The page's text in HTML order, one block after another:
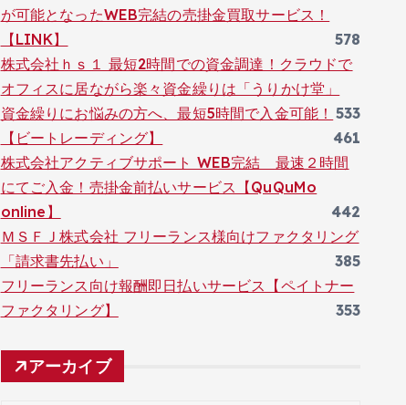
が可能となったWEB完結の売掛金買取サービス！
【LINK】
578
株式会社ｈｓ１ 最短2時間での資金調達！クラウドで
オフィスに居ながら楽々資金繰りは「うりかけ堂」
533
資金繰りにお悩みの方へ、最短5時間で入金可能！
【ビートレーディング】
461
株式会社アクティブサポート WEB完結 最速２時間
にてご入金！売掛金前払いサービス【QuQuMo
online】
442
ＭＳＦＪ株式会社 フリーランス様向けファクタリング
「請求書先払い」
385
フリーランス向け報酬即日払いサービス【ペイトナー
ファクタリング】
353
アーカイブ